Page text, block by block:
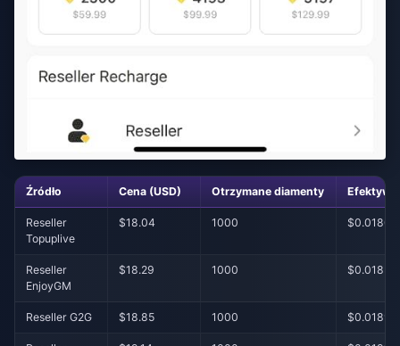
Źródło Cena (USD) Otrzymane diamenty
Reseller
Topuplive
$18.04 1000 $0.0180
Reseller
EnjoyGM
$18.29 1000 $0.0183
Reseller G2G $18.85 1000 $0.0189